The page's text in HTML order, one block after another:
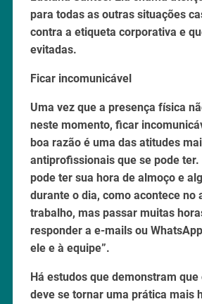
para todas as outras situações
contra a etiqueta corporativa e
evitadas.
Ficar incomunicável
Uma vez que a presença física
neste momento, ficar
boa razão é uma das atitudes
antiprofissionais que se pode ter.
pode ter sua hora de almoço e
durante o dia, como acontece no
trabalho, mas passar muitas
responder a e-mails ou
ele e à equipe”.
Há estudos que demonstram
deve se tornar uma prática mais